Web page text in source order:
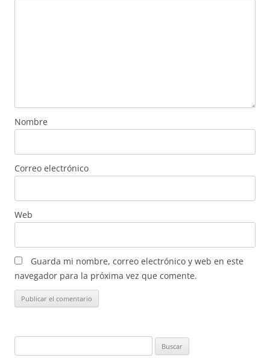
Nombre
Correo electrónico
Web
Guarda mi nombre, correo electrónico y web en este
navegador para la próxima vez que comente.